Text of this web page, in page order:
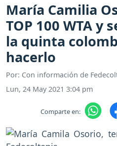
María Camilia
TOP 100 WTA y
la quinta
hacerlo
Por: Con información de
Lun, 24 May 2021 3:04 pm
Comparte en: